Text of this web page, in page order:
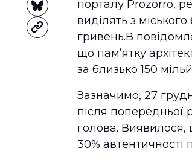
порталу Prozorro,
виділять з
гривень.В
що пам’ятку
за близько 150
Зазначимо, 27
після попередньої
голова.
30% автентичності